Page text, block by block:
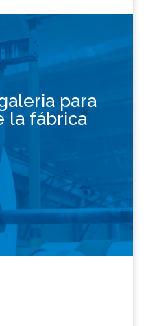
para
la fábrica